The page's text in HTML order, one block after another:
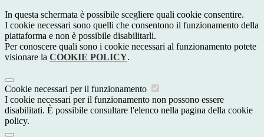
In questa schermata è possibile scegliere quali cookie consentire.
I cookie necessari sono quelli che consentono il funzionamento della
piattaforma e non è possibile disabilitarli.
Per conoscere quali sono i cookie necessari al funzionamento potete
visionare la COOKIE POLICY.
Cookie necessari per il funzionamento
I cookie necessari per il funzionamento non possono essere
disabilitati. È possibile consultare l'elenco nella pagina della cookie
policy.